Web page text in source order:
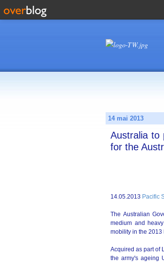
14 mai 2013
Australia to
for the
14.05.2013 Pacific
The Australian
medium and
mobility in the 2013
Acquired as part of
the army's ageing